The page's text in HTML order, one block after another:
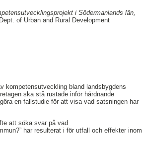
i Södermanlands län,
of Urban and Rural Development
kompetensutveckling bland landsbygdens
ska stå rustade inför hårdnande
en fallstudie för att visa vad satsningen har
att söka svar på vad
har resulterat i för utfall och effekter inom